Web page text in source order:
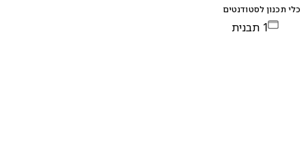
כלי תכנון לסטודנטים
1 תבנית